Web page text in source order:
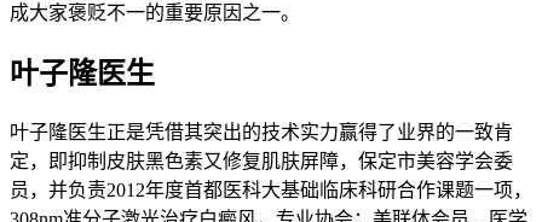
成大家褒贬不一的重要原因之一。
叶子隆医生
叶子隆医生正是凭借其突出的技术实力赢得了业界的一致肯
定，即抑制皮肤黑色素又修复肌肤屏障，保定市美容学会委
员，并负责2012年度首都医科大基础临床科研合作课题一项，